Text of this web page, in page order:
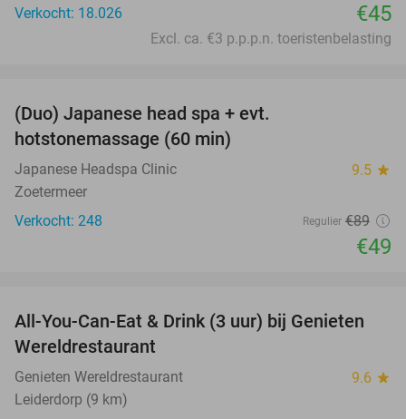
Verkocht: 18.026
€45
Excl. ca. €3 p.p.p.n. toeristenbelasting
(Duo) Japanese head spa + evt.
hotstonemassage (60 min)
Japanese Headspa Clinic 9.5 star
Zoetermeer
Verkocht: 248
Regulier €89
€49
19%
All-You-Can-Eat & Drink (3 uur) bij Genieten
Wereldrestaurant
Genieten Wereldrestaurant 9.6 star
Leiderdorp (9 km)